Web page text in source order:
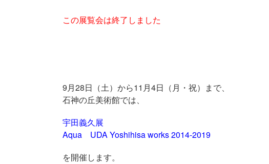
この展覧会は終了しました
9月28日（土）から11月4日（月・祝）まで、
石神の丘美術館では、
宇田義久展
Aqua UDA Yoshihisa works 2014-2019
を開催します。